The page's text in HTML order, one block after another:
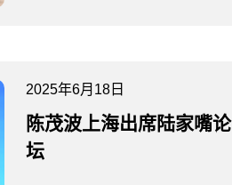
2025年6月18日
陈茂波上海出席陆家嘴论
坛